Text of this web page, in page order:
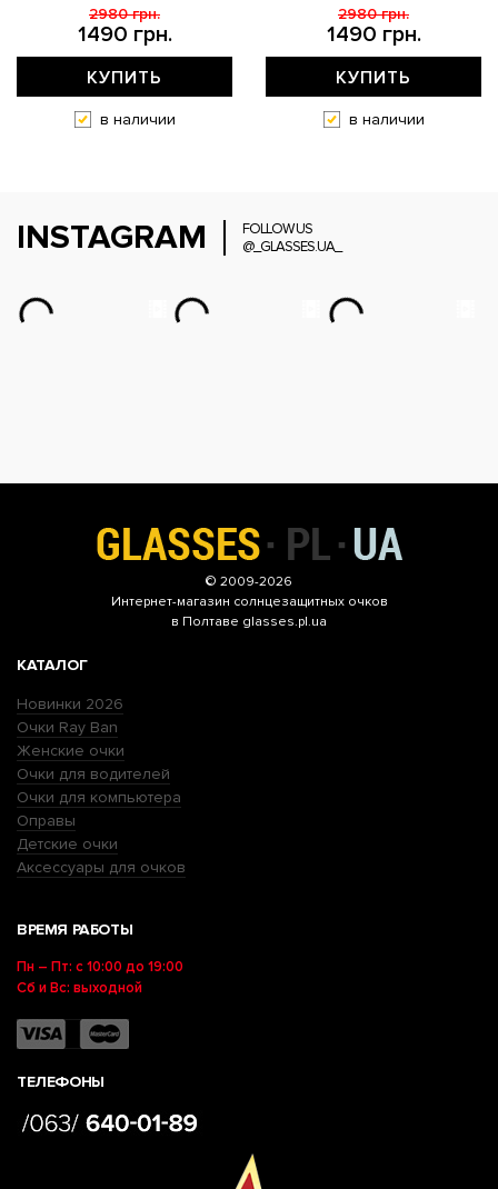
1490 грн.
2980 грн.
КУПИТЬ
в наличии
1490 грн.
2980 грн.
КУПИТЬ
в наличии
INSTAGRAM
FOLLOW US
@_GLASSES.UA_
© 2009-2026
Интернет-магазин солнцезащитных очков
в Полтаве glasses.pl.ua
КАТАЛОГ
Новинки 2026
Очки Ray Ban
Женские очки
Очки для водителей
Очки для компьютера
Оправы
Детские очки
Аксессуары для очков
ВРЕМЯ РАБОТЫ
Пн – Пт: с 10:00 до 19:00
Сб и Вс: выходной
ТЕЛЕФОНЫ